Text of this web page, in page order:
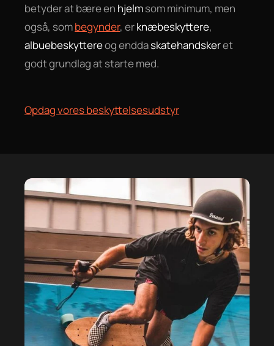
betyder at bære en hjelmsom minimum, men
også, sombegynder, erknæbeskyttere,
albuebeskyttereog enddaskatehandskeret
godt grundlag at starte med.
Opdag vores beskyttelsesudstyr